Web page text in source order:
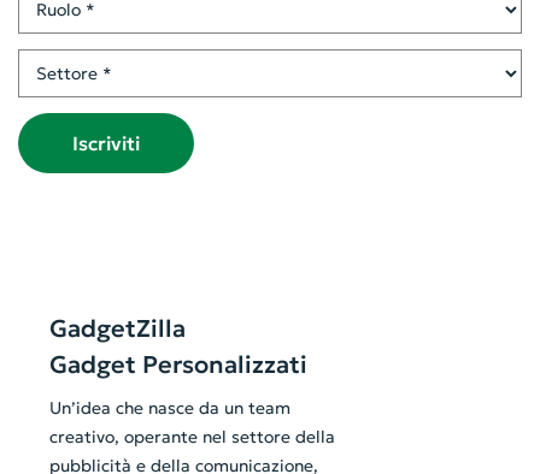
Settore
Iscriviti
GadgetZilla
Gadget Personalizzati
Un’idea che nasce da un team
creativo, operante nel settore della
pubblicità e della comunicazione,